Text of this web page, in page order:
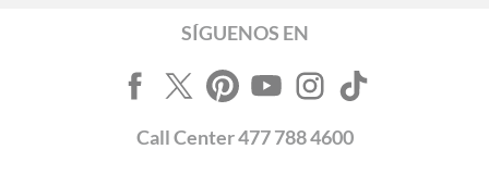
SÍGUENOS EN
CallCenter477 788 4600